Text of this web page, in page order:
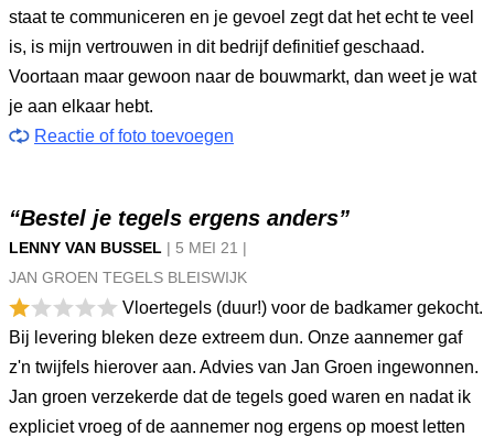
staat te communiceren en je gevoel zegt dat het echt te veel
is, is mijn vertrouwen in dit bedrijf definitief geschaad.
Voortaan maar gewoon naar de bouwmarkt, dan weet je wat
je aan elkaar hebt.
Reactie of foto toevoegen
“Bestel je tegels ergens anders”
LENNY VAN BUSSEL | 5 MEI 21 |
JAN GROEN TEGELS BLEISWIJK
Vloertegels (duur!) voor de badkamer gekocht.
Bij levering bleken deze extreem dun. Onze aannemer gaf
z'n twijfels hierover aan. Advies van Jan Groen ingewonnen.
Jan groen verzekerde dat de tegels goed waren en nadat ik
expliciet vroeg of de aannemer nog ergens op moest letten